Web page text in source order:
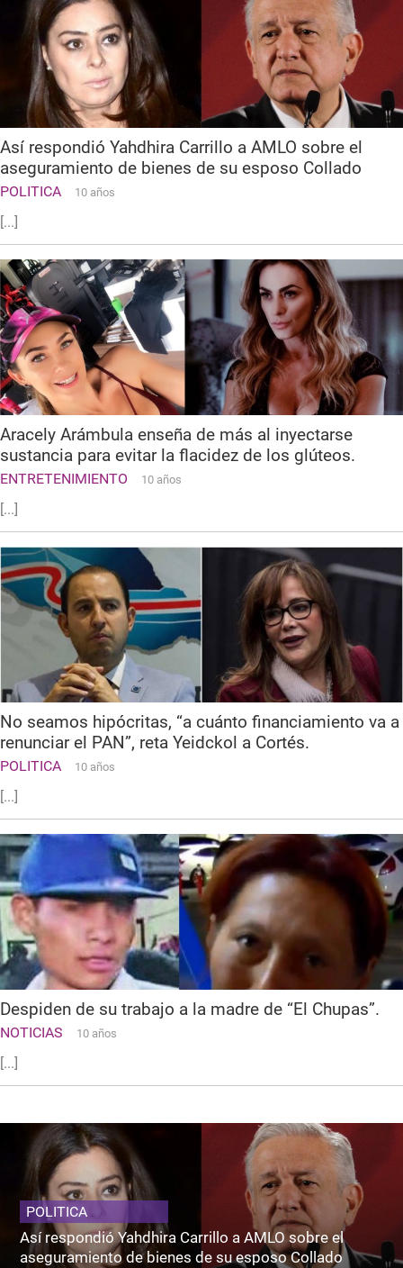
Así respondió Yahdhira Carrillo a AMLO sobre el
aseguramiento de bienes de su esposo Collado
POLITICA 10 años
[...]
Aracely Arámbula enseña de más al inyectarse
sustancia para evitar la flacidez de los glúteos.
ENTRETENIMIENTO 10 años
[...]
No seamos hipócritas, “a cuánto financiamiento va a
renunciar el PAN”, reta Yeidckol a Cortés.
POLITICA 10 años
[...]
Despiden de su trabajo a la madre de “El Chupas”.
NOTICIAS 10 años
[...]
POLITICA
Así respondió Yahdhira Carrillo a AMLO sobre el
aseguramiento de bienes de su esposo Collado